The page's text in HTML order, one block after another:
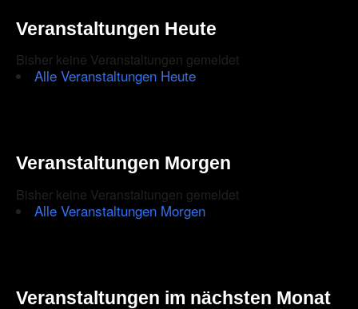
FACKAHS
erstes
Album
Veranstaltungen Heute
Bisher keine Veranstaltungen gemeldet
Alle Veranstaltungen Heute
Veranstaltungen Morgen
Bisher keine Veranstaltungen gemeldet
Alle Veranstaltungen Morgen
Veranstaltungen im nächsten Monat